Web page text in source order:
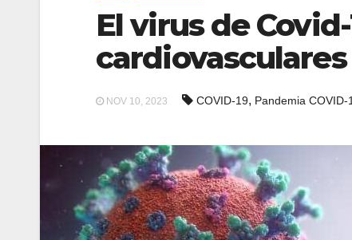
El virus de
cardiovasculares
NOV 10, 2023 COVID-19, Pandemia COVID-